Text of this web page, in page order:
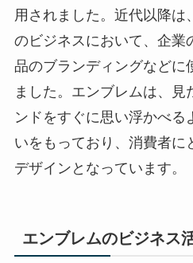
用されました。近代以降は
のビジネスにおいて、企業
品のブランディングなどに
ました。エンブレムは、見
ンドをすぐに思い浮かべる
いをもっており、消費者に
デザインとなっています。
エンブレムのビジネス